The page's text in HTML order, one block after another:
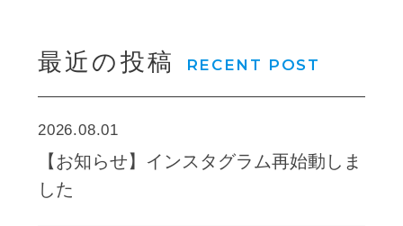
最近の投稿 RECENT POST
2026.08.01
【お知らせ】インスタグラム再始動しま
した